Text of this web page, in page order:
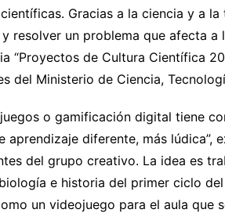
Gracias a la ciencia y a
resolver un problema que afecta
“Proyectos de Cultura Científica
del Ministerio de Ciencia,
juegos o gamificación digital tiene
aprendizaje diferente, más lúdica”,
del grupo creativo. La idea es
e historia del primer ciclo
un videojuego para el aula que